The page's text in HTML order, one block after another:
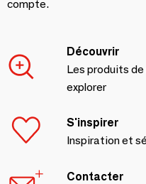
compte.
Découvrir
Les produits
explorer
S'inspirer
Inspiration et
Contacter